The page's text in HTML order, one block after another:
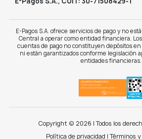
E-Pagos S.A. ofrece servicios de pago y no
Central a operar como entidad financiera.
cuentas de pago no constituyen depósitos
ni están garantizados conforme legislación
entidades financieras.
Copyright © 2026 | Todos los
Política de privacidad |Términos